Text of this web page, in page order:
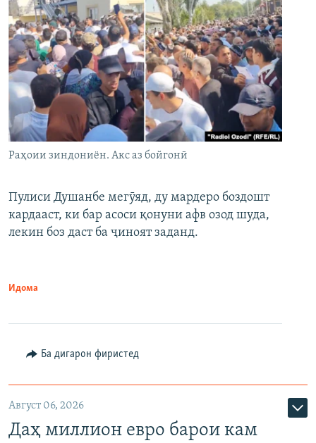
Раҳоии зиндониён. Акс аз бойгонӣ
Пулиси Душанбе мегӯяд, ду мардеро боздошт
кардааст, ки бар асоси қонуни афв озод шуда,
лекин боз даст ба ҷиноят заданд.
Идома
Ба дигарон фиристед
Август 06, 2026
Даҳ миллион евро барои кам